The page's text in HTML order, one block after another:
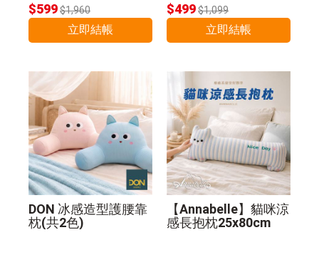
$599$1,960
立即結帳
$499$1,099
立即結帳
DON 冰感造型護腰靠
枕(共2色)
【Annabelle】貓咪涼
感長抱枕25x80cm